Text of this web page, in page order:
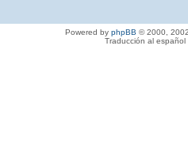
Powered by phpBB © 2000,
Traducción al español